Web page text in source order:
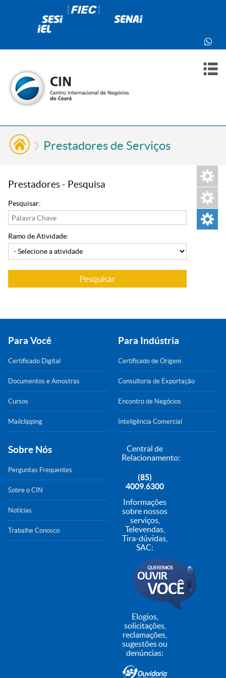
Prestadores de Serviços
Prestadores - Pesquisa
Pesquisar:
Ramo de Atividade:
Para Você
Certificado Digital
Documentos e Amostras
Cursos
Mailclipping
Para Indústria
Certificado de Origem
Consultoria de Exportação
Encontro de Negócios
Inteligência Comercial
Sobre Nós
Perguntas Frequentes
Sobre o CIN
Notícias
Trabalhe Conosco
Central de
Relacionamento:
(85)
4009.6300
Informações
sobre nossos
serviços,
Televendas,
Tira-dúvidas,
SAC:
Elogios,
solicitações,
reclamações,
sugestões ou
denúncias: